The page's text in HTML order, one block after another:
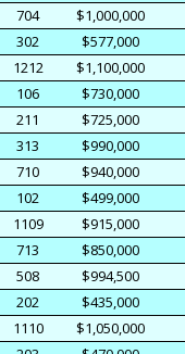
704
$1,000,000
302
$577,000
1212
$1,100,000
106
$730,000
211
$725,000
313
$990,000
710
$940,000
102
$499,000
1109
$915,000
713
$850,000
508
$994,500
202
$435,000
1110
$1,050,000